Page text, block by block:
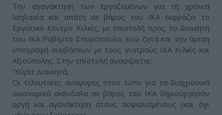
Την αγανάκτηση των εργαζομένων για τη χρόνια
λεηλασία και απάτη σε βάρος του ΙΚΑ εκφράζει το
Εργατικό Κέντρο Κιλκίς, με επιστολή προς το διοικητή
του ΙΚΑ Ροβέρτο Σπυρόπουλο, ενώ ζητά και την άμεση
υπογραφή συμβάσεων με τους γιατρούς ΙΚΑ Κιλκίς και
Αξιούπολης. Στην επιστολή αναφέρεται:
“Κύριε Διοικητά,
Οι τελευταίες αναφορές στον τύπο για τα διαχρονικά
οικονομικά σκάνδαλα σε βάρος του ΙΚΑ δημιούργησαν
οργή και αγανάκτηση στους ασφαλισμένους (και όχι